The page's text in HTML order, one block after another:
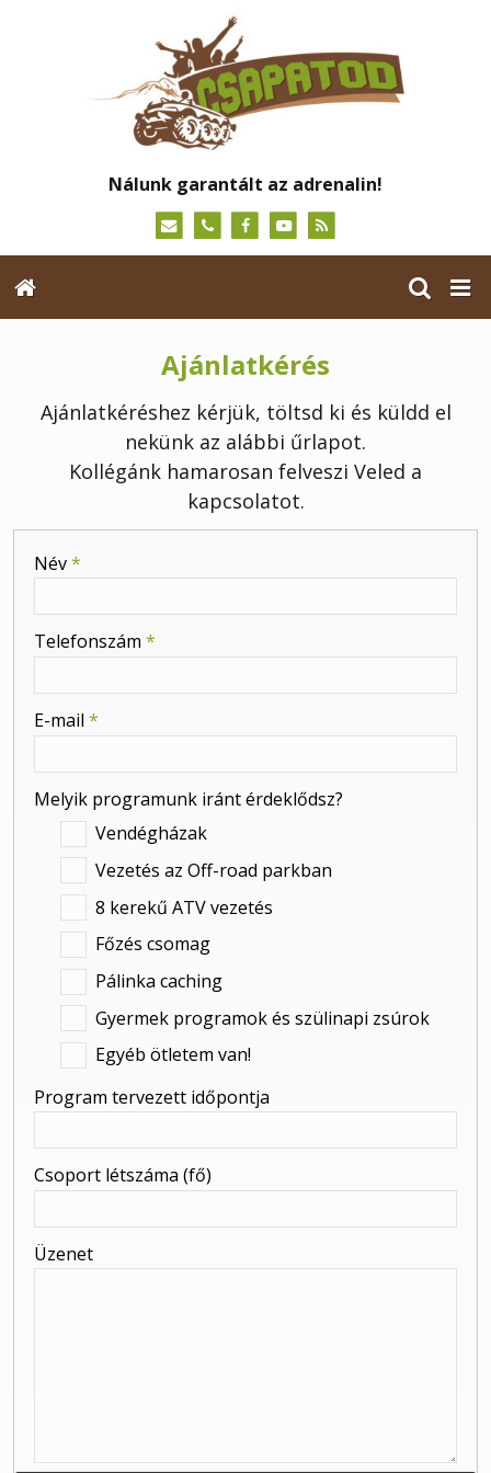
Nálunk garantált az adrenalin!
Ajánlatkérés
Ajánlatkéréshez kérjük, töltsd ki és küldd el
nekünk az alábbi űrlapot.
Kollégánk hamarosan felveszi Veled a
kapcsolatot.
-
-
-
-
Név*
Telefonszám *
E-mail *
Melyik programunk iránt érdeklődsz?
Vendégházak
Vezetés az Off-road parkban
8 kerekű ATV vezetés
Főzés csomag
Pálinka caching
Gyermek programok és szülinapi zsúrok
Egyéb ötletem van!
Program tervezett időpontja
Csoport létszáma (fő)
Üzenet